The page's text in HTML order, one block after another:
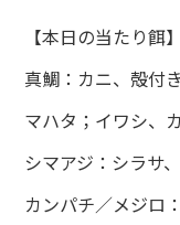
【本日の当たり餌】
真鯛：カニ、殻付
マハタ；イワシ、
シマアジ：シラサ
カンパチ／メジロ